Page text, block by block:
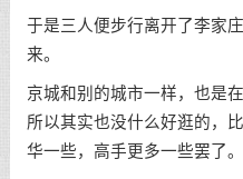
于是三人便步行离开了李家
来。
京城和别的城市一样，也是
所以其实也没什么好逛的，
华一些，高手更多一些罢了。